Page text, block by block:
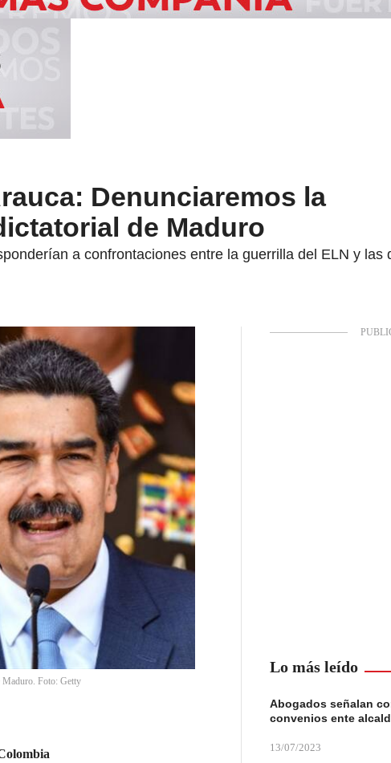
Denunciaremos la
de Maduro
a confrontaciones entre la guerrilla del ELN y las
Maduro. Foto: Getty
Lo más leído
Abogados señalan
convenios ente
13/07/2023